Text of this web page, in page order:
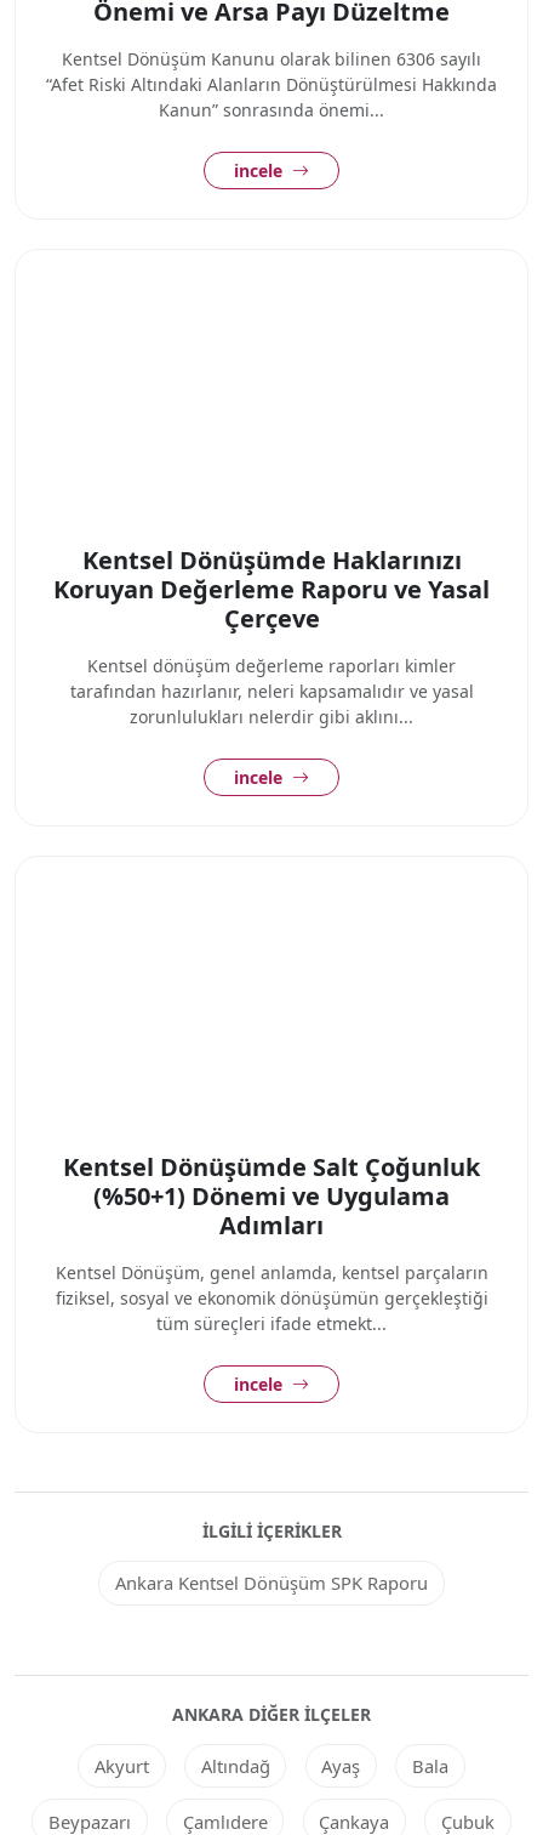
Önemi ve Arsa Payı Düzeltme
Kentsel Dönüşüm Kanunu olarak bilinen 6306 sayılı
“Afet Riski Altındaki Alanların Dönüştürülmesi Hakkında
Kanun” sonrasında önemi...
incele
Kentsel Dönüşümde Haklarınızı
Koruyan Değerleme Raporu ve Yasal
Çerçeve
Kentsel dönüşüm değerleme raporları kimler
tarafından hazırlanır, neleri kapsamalıdır ve yasal
zorunlulukları nelerdir gibi aklını...
incele
Kentsel Dönüşümde Salt Çoğunluk
(%50+1) Dönemi ve Uygulama
Adımları
Kentsel Dönüşüm, genel anlamda, kentsel parçaların
fiziksel, sosyal ve ekonomik dönüşümün gerçekleştiği
tüm süreçleri ifade etmekt...
incele
İLGILI İÇERIKLER
Ankara Kentsel Dönüşüm SPK Raporu
ANKARA DIĞER ILÇELER
Akyurt Altındağ Ayaş Bala
Beypazarı Çamlıdere Çankaya Çubuk